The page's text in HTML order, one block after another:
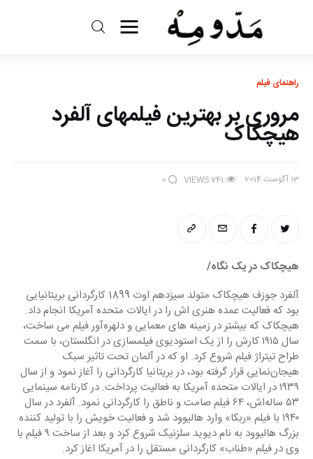
مد و مه
سینما
درباره ما
راهنمای فیلم‎
مروری بر بهترین فیلمهای آلفرد
هیچکاک
13 آگوست 2014 741
VIEWS
0
هیچکاک در یک نگاه/
آلفرد جوزف هیچکاک متولد سیزدهم اوت 1899 کارگردانی بریتانیایی
بود که فعالیت عمده‌ هنری اش را در ایالات متحده آمریکا انجام داد.
هیچکاک که بیشتر در زمینه های معمایی و دلهره‌آور فیلم می ساخت،
سال ۱۹۱۵ کارش را از یک استودیوی فیلمسازی در انگلستان، با سمت
طراح تیتراژ فیلم شروع کرد. او که در آلمان تحت تاثیر سبک
هیجان‌نمایی قرار گرفته بود، در بریتانیا کارگردانی را آغاز نمود و از سال
۱۹۳۹ در ایالات متحده آمریکا به فعالیت پرداخت. در کارنامه سینمایی
۵۳ ساله‌اش، ۶۴ فیلم صامت و ناطق را کارگردانی نمود. آلفرد در سال
۱۹۴۰ با فیلم «ربکا» وارد هالیوود شد و فعالیت خویش را با تولید کننده
بزرگ هالیوود به نام دیوید سلزنیک شروع کرد و بعد از ساخت ۹ فیلم با
وی در فیلم «طناب» کارگردانی مستقل را در آمریکا اغاز کرد.